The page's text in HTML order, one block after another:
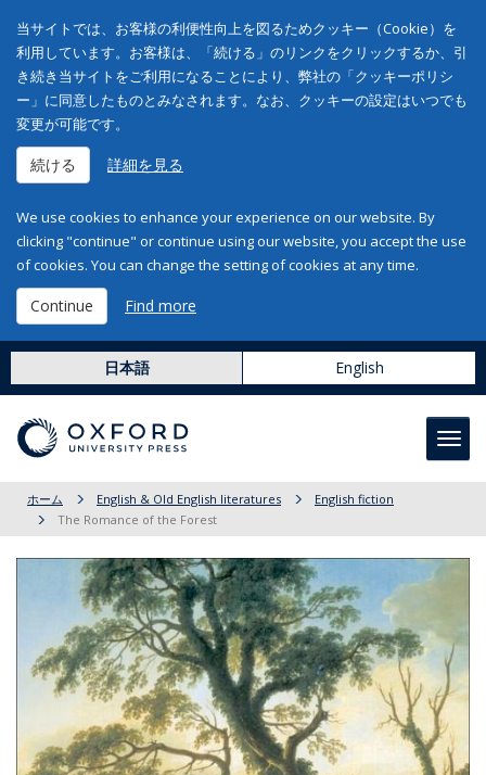
当サイトでは、お客様の利便性向上を図るためクッキー（Cookie）を
利用しています。お客様は、「続ける」のリンクをクリックするか、引
き続き当サイトをご利用になることにより、弊社の「クッキーポリシ
ー」に同意したものとみなされます。なお、クッキーの設定はいつでも
変更が可能です。
続ける 詳細を見る
We use cookies to enhance your experience on our website. By
clicking "continue" or continue using our website, you accept the use
of cookies. You can change the setting of cookies at any time.
Continue Find more
日本語 English
ホーム English & Old English literatures
English fiction
The Romance of the Forest